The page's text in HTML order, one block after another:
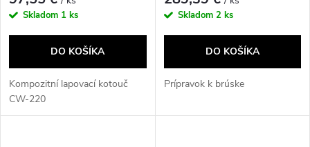
Skladom 1 ks
DO KOŠÍKA
Kompozitní lapovací kotouč
CW-220
Skladom 2 ks
DO KOŠÍKA
Prípravok k brúske